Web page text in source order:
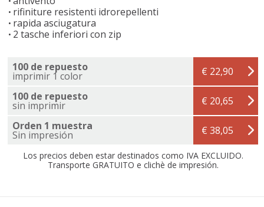
rifiniture resistenti idrorepellenti
rapida asciugatura
2 tasche inferiori con zip
100 de repuesto
imprimir 1 color
€ 22,90
100 de repuesto
sin imprimir
€ 20,65
Orden 1 muestra
Sin impresión € 38,05
Los precios deben estar destinados como IVA EXCLUIDO.
Transporte GRATUITO e clichè de impresión.